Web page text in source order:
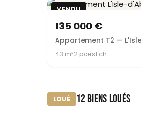
VENDU
135 000 €
Appartement T2 —
43 m²2 pces1 ch.
LOUÉ 12 BIENS LOUÉS